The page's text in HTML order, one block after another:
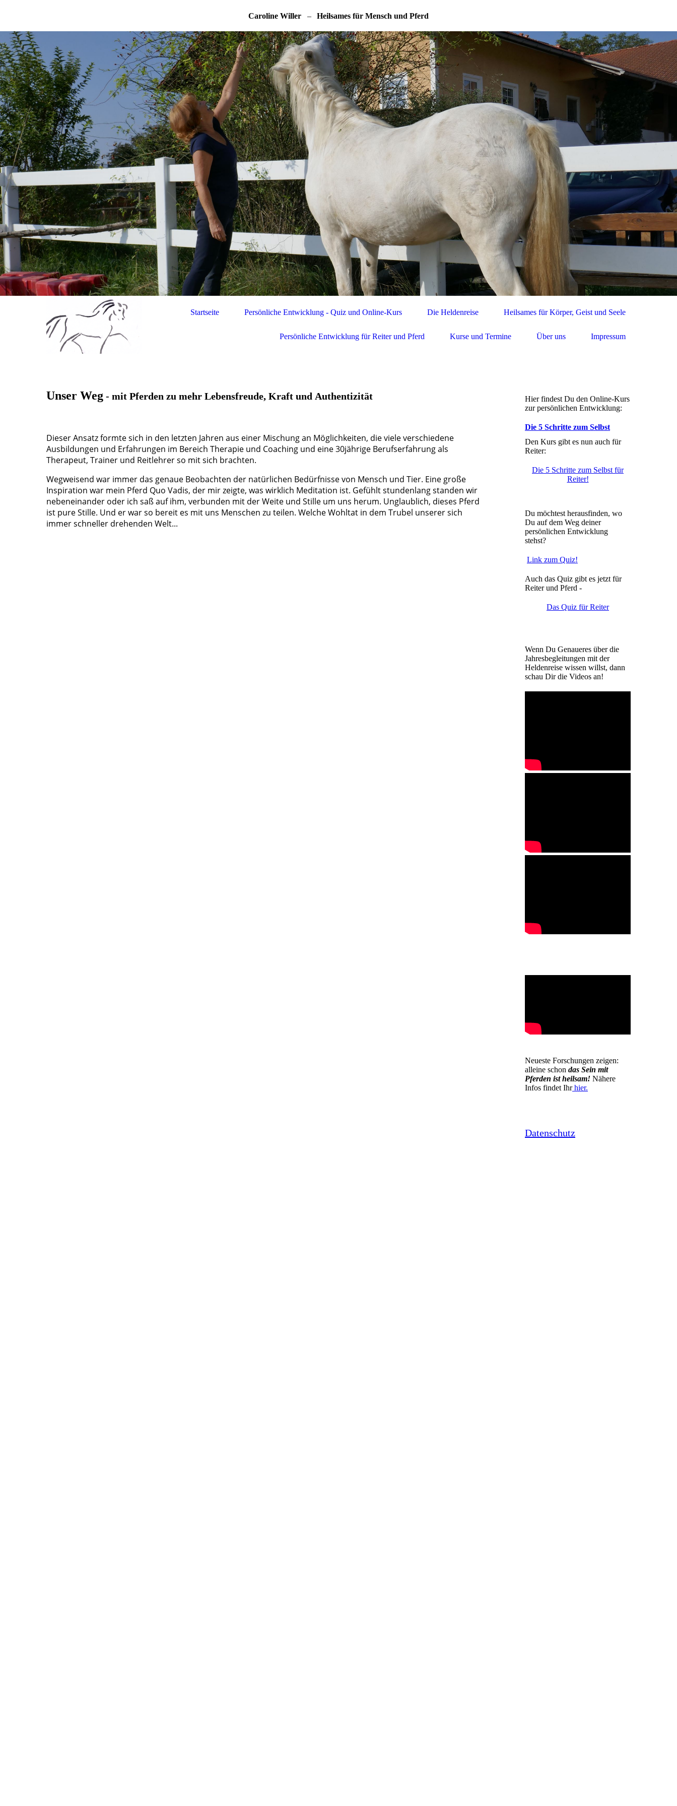
Caroline Willer – Heilsames für Mensch und Pferd
Startseite Persönliche Entwicklung - Quiz und Online-Kurs Die Heldenreise Heilsames für Körper, Geist und Seele
Persönliche Entwicklung für Reiter und Pferd Kurse und Termine Über uns Impressum
Unser Weg - mit Pferden zu mehr Lebensfreude, Kraft und Authentizität
Dieser Ansatz formte sich in den letzten Jahren aus einer Mischung an Möglichkeiten, die viele verschiedene
Ausbildungen und Erfahrungen im Bereich Therapie und Coaching und eine 30jährige Berufserfahrung als
Therapeut, Trainer und Reitlehrer so mit sich brachten.
Wegweisend war immer das genaue Beobachten der natürlichen Bedürfnisse von Mensch und Tier. Eine große
Inspiration war mein Pferd Quo Vadis, der mir zeigte, was wirklich Meditation ist. Gefühlt stundenlang standen wir
nebeneinander oder ich saß auf ihm, verbunden mit der Weite und Stille um uns herum. Unglaublich, dieses Pferd
ist pure Stille. Und er war so bereit es mit uns Menschen zu teilen. Welche Wohltat in dem Trubel unserer sich
immer schneller drehenden Welt...
Hier findest Du den Online-Kurs
zur persönlichen Entwicklung:
Die 5 Schritte zum Selbst
Den Kurs gibt es nun auch für
Reiter:
Die 5 Schritte zum Selbst für
Reiter!
Du möchtest herausfinden, wo
Du auf dem Weg deiner
persönlichen Entwicklung
stehst?
Link zum Quiz!
Auch das Quiz gibt es jetzt für
Reiter und Pferd -
Das Quiz für Reiter
Wenn Du Genaueres über die
Jahresbegleitungen mit der
Heldenreise wissen willst, dann
schau Dir die Videos an!
Neueste Forschungen zeigen:
alleine schon das Sein mit
Pferden ist heilsam! Nähere
Infos findet Ihrhier.
Datenschutz